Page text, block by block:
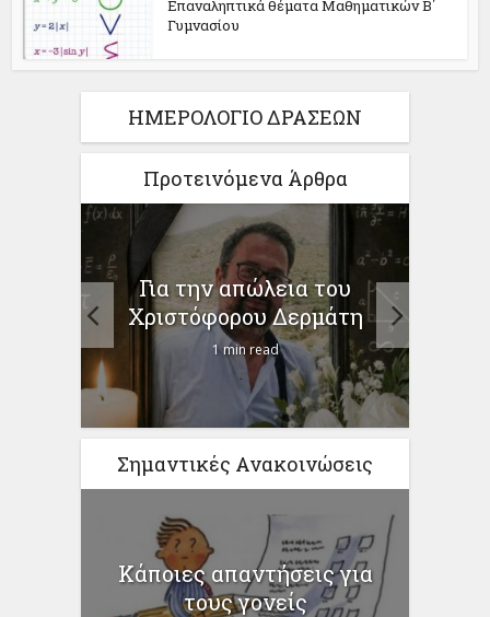
Επαναληπτικά θέματα Μαθηματικών B΄
Γυμνασίου
ΗΜΕΡΟΛΟΓΙΟ ΔΡΑΣΕΩΝ
Προτεινόμενα Άρθρα
Για την απώλεια του
Χριστόφορου Δερμάτη
1 min read
Σημαντικές Ανακοινώσεις
Κάποιες απαντήσεις για
τους γονείς